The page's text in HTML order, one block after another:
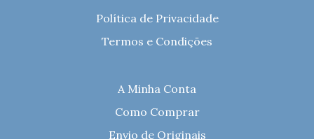
Política de Privacidade
Termos e Condições
A Minha Conta
Como Comprar
Envio de Originais